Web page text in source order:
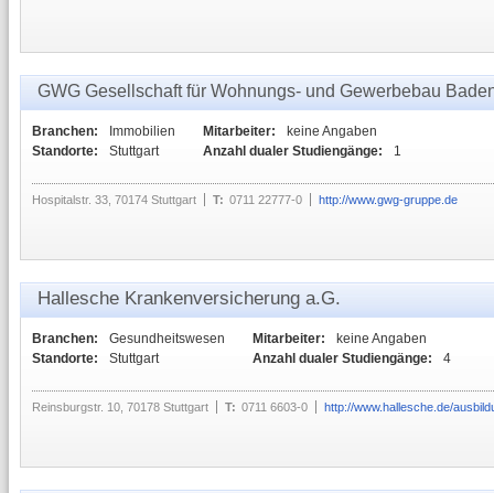
GWG Gesellschaft für Wohnungs- und Gewerbebau
Branchen:
Immobilien
Standorte:
Stuttgart
Mitarbeiter:
keine Angaben
Anzahl dualer Studiengänge:
1
Hospitalstr. 33, 70174 Stuttgart T: 0711 22777-0 http://www.gwg-gruppe.de
Hallesche Krankenversicherung a.G.
Branchen:
Gesundheitswesen
Standorte:
Stuttgart
Mitarbeiter:
keine Angaben
Anzahl dualer Studiengänge:
4
Reinsburgstr. 10, 70178 Stuttgart T: 0711 6603-0 http://www.hallesche.de/